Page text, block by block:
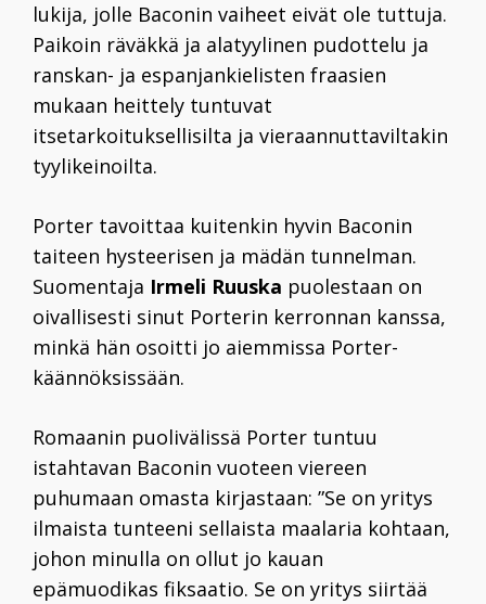
lukija, jolle Baconin vaiheet eivät ole tuttuja.
Paikoin räväkkä ja alatyylinen pudottelu ja
ranskan- ja espanjankielisten fraasien
mukaan heittely tuntuvat
itsetarkoituksellisilta ja vieraannuttaviltakin
tyylikeinoilta.
Porter tavoittaa kuitenkin hyvin Baconin
taiteen hysteerisen ja mädän tunnelman.
Suomentaja Irmeli Ruuska puolestaan on
oivallisesti sinut Porterin kerronnan kanssa,
minkä hän osoitti jo aiemmissa Porter-
käännöksissään.
Romaanin puolivälissä Porter tuntuu
istahtavan Baconin vuoteen viereen
puhumaan omasta kirjastaan: ”Se on yritys
ilmaista tunteeni sellaista maalaria kohtaan,
johon minulla on ollut jo kauan
epämuodikas fiksaatio. Se on yritys siirtää